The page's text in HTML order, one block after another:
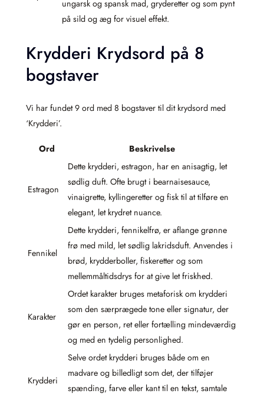
ungarsk og spansk mad, gryderetter og som pynt
på sild og æg for visuel effekt.
Krydderi Krydsord på 8
bogstaver
Vi har fundet 9 ord med 8 bogstaver til dit krydsord med
‘Krydderi’.
Ord Beskrivelse
Estragon
Dette krydderi, estragon, har en anisagtig, let
sødlig duft. Ofte brugt i bearnaisesauce,
vinaigrette, kyllingeretter og fisk til at tilføre en
elegant, let krydret nuance.
Fennikel
Dette krydderi, fennikelfrø, er aflange grønne
frø med mild, let sødlig lakridsduft. Anvendes i
brød, krydderboller, fiskeretter og som
mellemmåltidsdrys for at give let friskhed.
Karakter
Ordet karakter bruges metaforisk om krydderi
som den særprægede tone eller signatur, der
gør en person, ret eller fortælling mindeværdig
og med en tydelig personlighed.
Krydderi
Selve ordet krydderi bruges både om en
madvare og billedligt som det, der tilføjer
spænding, farve eller kant til en tekst, samtale